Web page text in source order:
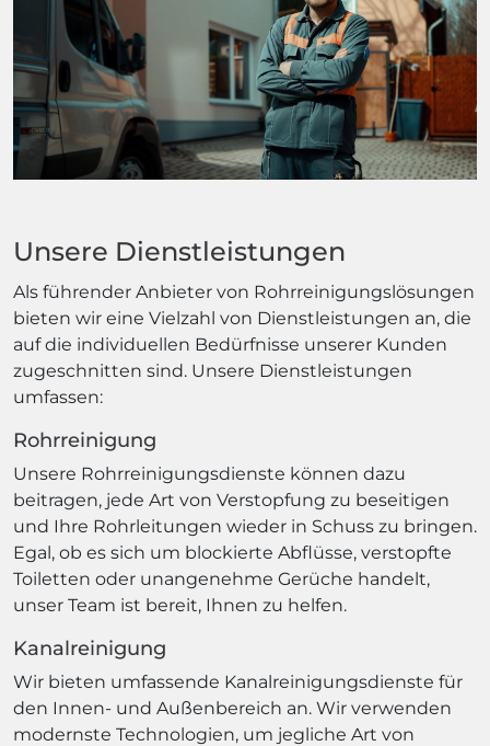
Unsere Dienstleistungen
Als führender Anbieter von Rohrreinigungslösungen
bieten wir eine Vielzahl von Dienstleistungen an, die
auf die individuellen Bedürfnisse unserer Kunden
zugeschnitten sind. Unsere Dienstleistungen
umfassen:
Rohrreinigung
Unsere Rohrreinigungsdienste können dazu
beitragen, jede Art von Verstopfung zu beseitigen
und Ihre Rohrleitungen wieder in Schuss zu bringen.
Egal, ob es sich um blockierte Abflüsse, verstopfte
Toiletten oder unangenehme Gerüche handelt,
unser Team ist bereit, Ihnen zu helfen.
Kanalreinigung
Wir bieten umfassende Kanalreinigungsdienste für
den Innen- und Außenbereich an. Wir verwenden
modernste Technologien, um jegliche Art von